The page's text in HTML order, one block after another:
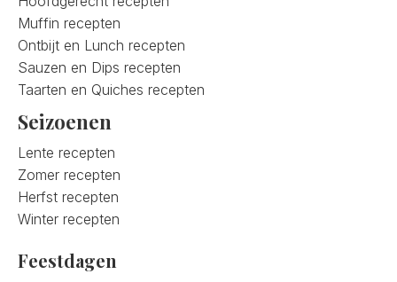
Muffin recepten
Ontbijt en Lunch recepten
Sauzen en Dips recepten
Taarten en Quiches recepten
Seizoenen
Lente recepten
Zomer recepten
Herfst recepten
Winter recepten
Feestdagen